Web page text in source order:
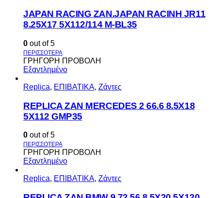
JAPAN RACING ZAN.JAPAN RACINH JR11
8.25X17 5X112/114 M-BL35
0 out of 5
ΓΡΗΓΟΡΗ ΠΡΟΒΟΛΗ
Εξαντλημένο
Replica, ΕΠΙΒΑΤΙΚΑ, Ζάντες
REPLICA ZAN MERCEDES 2 66.6 8.5X18
5X112 GMP35
0 out of 5
ΓΡΗΓΟΡΗ ΠΡΟΒΟΛΗ
Εξαντλημένο
Replica, ΕΠΙΒΑΤΙΚΑ, Ζάντες